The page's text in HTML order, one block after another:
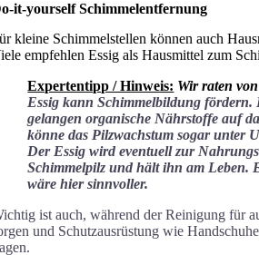
it-yourself Schimmelentfernung
kleine Schimmelstellen können auch
empfehlen Essig als Hausmittel zum
Expertentipp / Hinweis: Wir raten
Essig kann Schimmelbildung fördern.
gelangen organische Nährstoffe auf
könne das Pilzwachstum sogar unter
Der Essig wird eventuell zur
Schimmelpilz und hält ihn am Leben.
wäre hier sinnvoller.
ist auch, während der Reinigung für
und Schutzausrüstung wie